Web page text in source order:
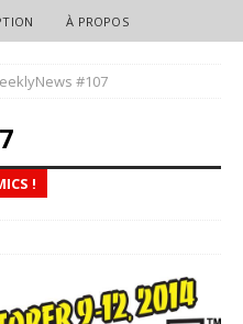
À PROPOS
#107
!